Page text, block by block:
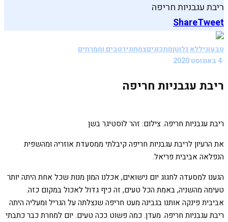
ריבת עגבניות חריפה
ShareTweet
טבעוניללא גלוטןמתכוניםצמחונירטבים וממרחים
·4 באוגוסט 2020
ריבת עגבניות חריפה
ריבת עגבניות חריפה. צילום: זהר לוסטיגר בשן
את הרעיון לריבת עגבניות חריפה קיבלתי ממסעדת אוזריה ומהשפית
הנפלאה אביבית פריאל.
הגענו למסעדה לחגוג יום נישואים, אכלנו המון מנות שכל אחת היתה יותר
טעימה מהשניה, באמת הכל טעים, זה כיף גדול לאכול במקום כזה.
אביבית פינקה אותנו בגבינה מעט חריפה שנצלתה על הגריל ומעליה היתה
ריבת עגבניות חריפה. מעדן. כמה פשוט ככה טעים. יום למחרת כבר כתבתי